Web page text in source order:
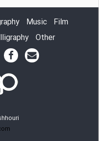
Music
Film
Other